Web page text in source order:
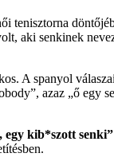
tenisztorna
aki senkinek
A spanyol
azaz „ő egy
egy kib*szott senki”